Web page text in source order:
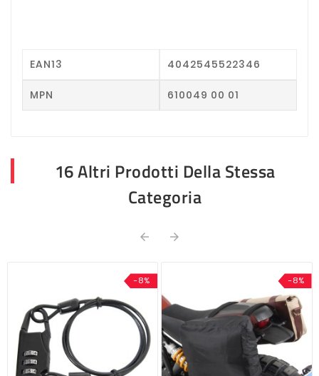
EAN13 4042545522346
MPN 610049 00 01
16 Altri Prodotti Della Stessa
Categoria
 
-8% -8%